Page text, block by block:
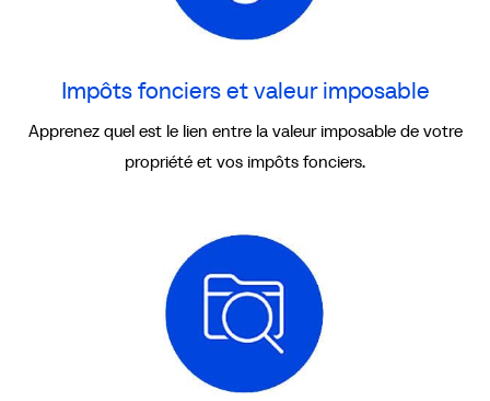
imposable
Impôts fonciers et valeur imposable
Apprenez quel est le lien entre la valeur imposable de votre
propriété et vos impôts fonciers.
Demande
de
Réexamen